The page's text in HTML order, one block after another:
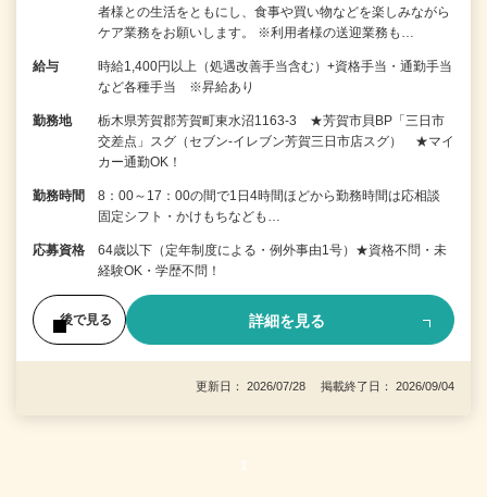
者様との生活をともにし、食事や買い物などを楽しみながら
ケア業務をお願いします。 ※利用者様の送迎業務も…
給与
時給1,400円以上（処遇改善手当含む）+資格手当・通勤手当
など各種手当 ※昇給あり
勤務地
栃木県芳賀郡芳賀町東水沼1163-3 ★芳賀市貝BP「三日市
交差点」スグ（セブン-イレブン芳賀三日市店スグ） ★マイ
カー通勤OK！
勤務時間
8：00～17：00の間で1日4時間ほどから勤務時間は応相談
固定シフト・かけもちなども…
応募資格
64歳以下（定年制度による・例外事由1号）★資格不問・未
経験OK・学歴不問！
後で見る 詳細を見る
更新日： 2026/07/28 掲載終了日： 2026/09/04
1